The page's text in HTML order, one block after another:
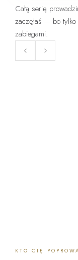
Całą serię
zaczęłaś — bo
zabiegami.
ZABIEG
WARSZAWA ·
ClearLift
Laser frakcyjny bez
KTO CIĘ